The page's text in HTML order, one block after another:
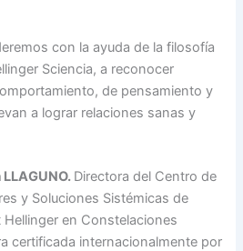
con la ayuda de la filosofía
Sciencia, a reconocer
de pensamiento y
a lograr relaciones sanas y
Directora del Centro de
y Soluciones Sistémicas de
en Constelaciones
certificada internacionalmente por